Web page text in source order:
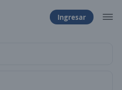
Ingresar